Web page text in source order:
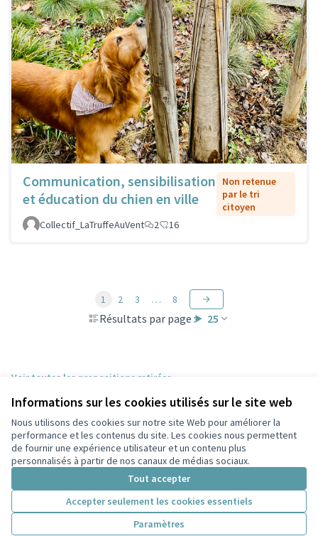
Informations sur les cookies utilisés sur le site web
Nous utilisons des cookies sur notre site Web pour améliorer la
performance et les contenus du site. Les cookies nous permettent
de fournir une expérience utilisateur et un contenu plus
personnalisés à partir de nos canaux de médias sociaux.
Tout accepter
Accepter seulement les cookies essentiels
Paramètres
Communication, sensibilisation
et éducation du chien en ville
Non retenue
par le tri
citoyen
Collectif_LaTruffeAuVent
2 16
Résultats par page : 25
1 2 3 … 8
Voir toutes les propositions retirées
Conditions d'utilisation
Paramètres des cookies
Participez Villeurbanne sur X
(Lien externe)
Participez Villeurbanne sur Facebook
Participez Villeurbanne sur Instagram
Participez Villeurbanne sur YouTube
(Lien externe)
Site réalisé grâce aulogiciel libre Decidim .
Licence
(Lien